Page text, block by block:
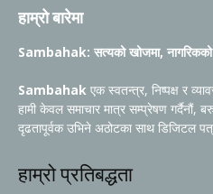
हाम्रो बारेमा
Sambahak: सत्यको खोजमा, नागरिकको
Sambahak एक स्वतन्त्र, निष्पक्ष र
हामी केवल समाचार मात्र सम्प्रेषण गर्दैनौं,
दृढतापूर्वक उभिने अठोटका साथ डिजिटल
हाम्रो प्रतिबद्धता